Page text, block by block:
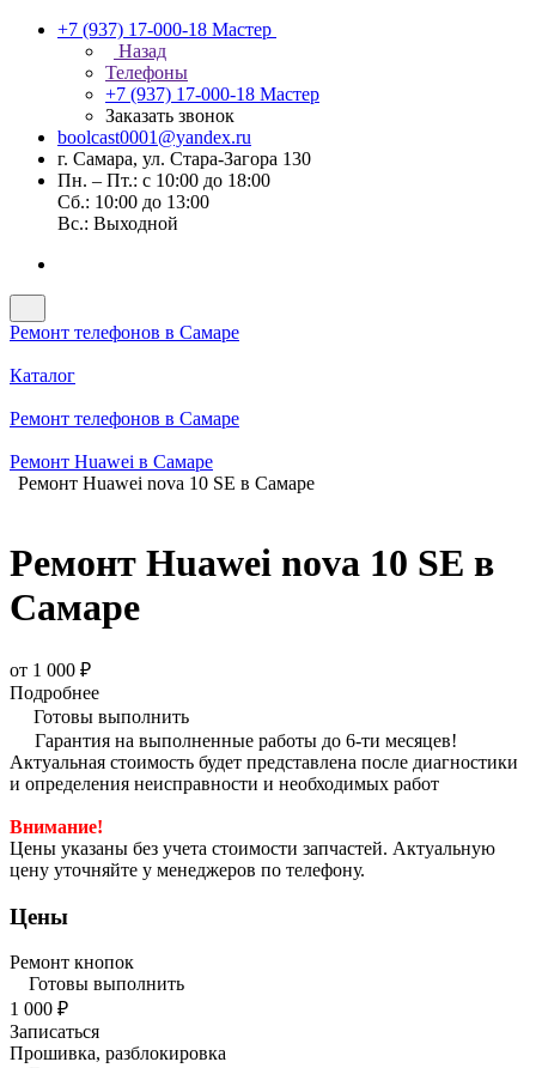
+7 (937) 17-000-18 Мастер
Назад
Телефоны
+7 (937) 17-000-18 Мастер
Заказать звонок
boolcast0001@yandex.ru
г. Самара, ул. Стара-Загора 130
Пн. – Пт.: с 10:00 до 18:00
Сб.: 10:00 до 13:00
Вс.: Выходной
Ремонт телефонов в Самаре
Каталог
Ремонт телефонов в Самаре
Ремонт Huawei в Самаре
Ремонт Huawei nova 10 SE в Самаре
Ремонт Huawei nova 10 SE в
Самаре
от 1 000 ₽
Подробнее
Готовы выполнить
Гарантия на выполненные работы до 6-ти месяцев!
Актуальная стоимость будет представлена после диагностики
и определения неисправности и необходимых работ
Внимание!
Цены указаны без учета стоимости запчастей. Актуальную
цену уточняйте у менеджеров по телефону.
Цены
Ремонт кнопок
Готовы выполнить
1 000 ₽
Записаться
Прошивка, разблокировка